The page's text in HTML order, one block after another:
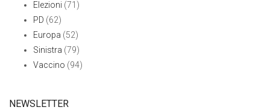
Elezioni (71)
PD (62)
Europa (52)
Sinistra (79)
Vaccino (94)
NEWSLETTER